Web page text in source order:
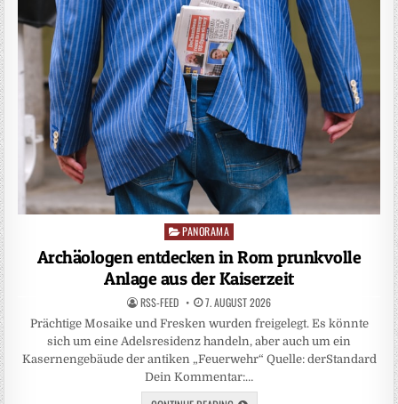
Posted
in
PANORAMA
Archäologen entdecken in Rom prunkvolle
Anlage aus der Kaiserzeit
RSS-FEED 7. AUGUST 2026
Prächtige Mosaike und Fresken wurden freigelegt. Es könnte
sich um eine Adelsresidenz handeln, aber auch um ein
Kasernengebäude der antiken „Feuerwehr“ Quelle: derStandard
Dein Kommentar:…